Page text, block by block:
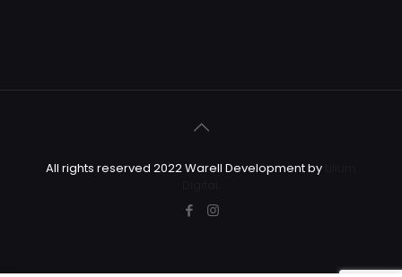
All rights reserved 2022 Warell Development by